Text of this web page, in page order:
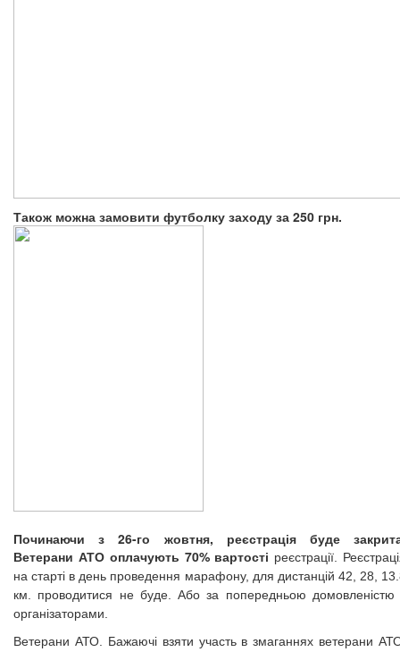
Також можна замовити футболку заходу за 250 грн.
Починаючи з 26-го жовтня, реєстрація буде
Ветерани АТО оплачують 70% вартості реєстрації.
на старті в день проведення марафону, для дистанцій 42, 28,
км. проводитися не буде. Або за попередньою домовленістю
організаторами.
Ветерани АТО. Бажаючі взяти участь в змаганнях ветерани